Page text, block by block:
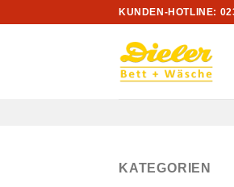
KUNDEN-HOTLINE:
KATEGORIEN